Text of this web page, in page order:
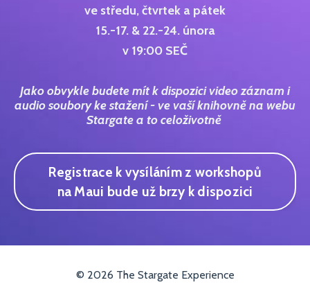
ve středu, čtvrtek a pátek
15.-17. & 22.-24. února
v 19:00 SEČ
Jako obvykle budete mít k dispozici video záznam i
audio soubory ke stažení - ve vaší knihovně na webu
Stargate a to celoživotně
Registrace k vysíláním z workshopů
na Maui bude už brzy k dispozici
© 2026 The Stargate Experience